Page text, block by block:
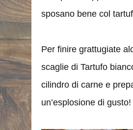
sposano bene col
Per finire grattugiate
scaglie di Tartufo
cilindro di carne e
un’esplosione di gusto!